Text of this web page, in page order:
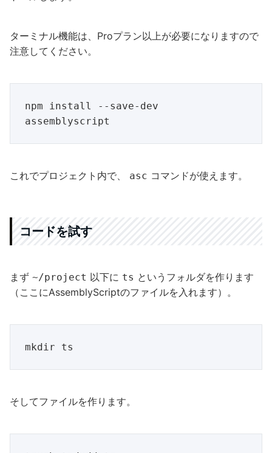
ターミナル機能は、Proプラン以上が必要になりますので
注意してください。
npm install --save-dev
これでプロジェクト内で、 asc コマンドが使えます。
コードを試す
まず ~/project 以下に ts というフォルダを作ります
（ここにAssemblyScriptのファイルを入れます）。
そしてファイルを作ります。